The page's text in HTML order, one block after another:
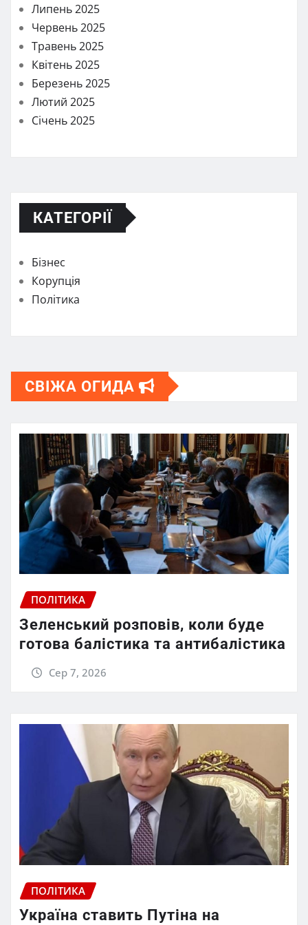
Липень 2025
Червень 2025
Травень 2025
Квітень 2025
Березень 2025
Лютий 2025
Січень 2025
КАТЕГОРІЇ
Бізнес
Корупція
Політика
СВІЖА ОГИДА
ПОЛІТИКА
Зеленський розповів, коли буде
готова балістика та антибалістика
Сер 7, 2026
ПОЛІТИКА
Україна ставить Путіна на